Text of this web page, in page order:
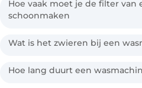
Hoe vaak moet je de filter van
schoonmaken
Wat is het zwieren bij een
Hoe lang duurt een